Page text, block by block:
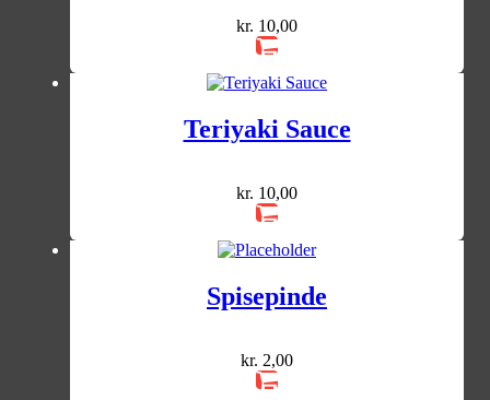
kr. 10,00
Teriyaki Sauce
kr. 10,00
Spisepinde
kr. 2,00